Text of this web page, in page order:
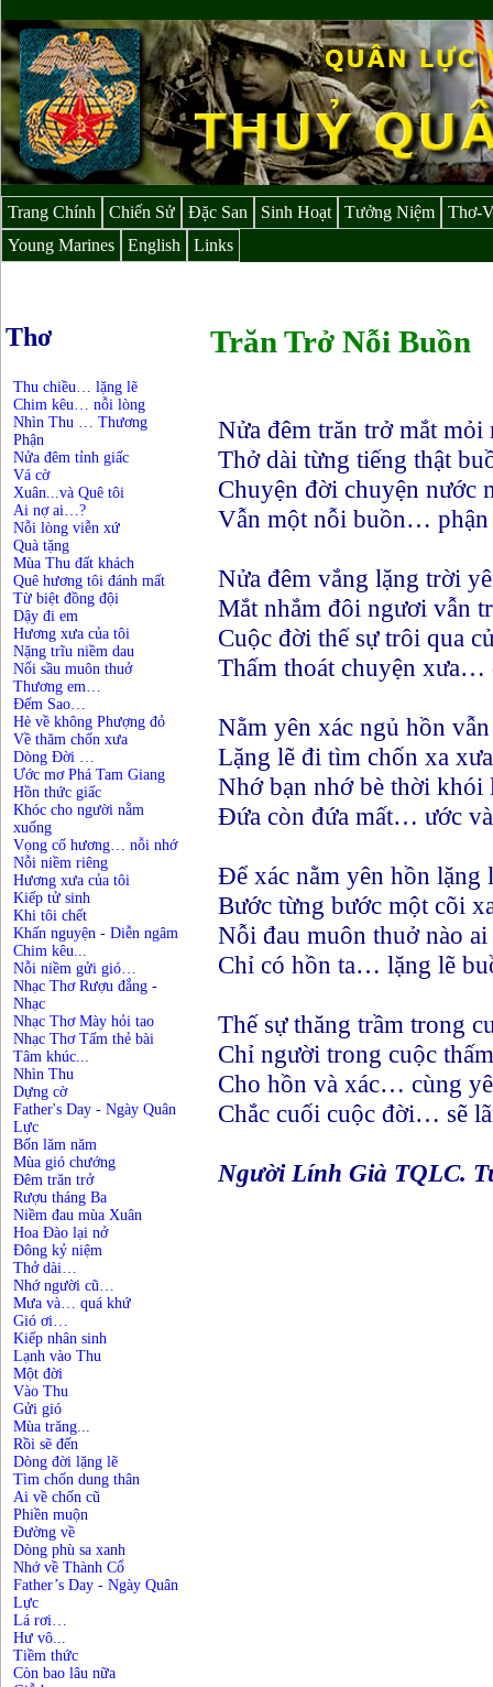
Trang Chính Chiến Sử Đặc San Sinh Hoạt Tưởng Niệm
Thơ-
Young Marines
English Links
Thơ
Thu chiều… lặng lẽ
Chim kêu… nỗi lòng
Nhìn Thu … Thương
Phận
Nửa đêm tỉnh giấc
Vá cờ
Xuân...và Quê tôi
Ai nợ ai…?
Nỗi lòng viễn xứ
Quà tặng
Mùa Thu đất khách
Quê hương tôi đánh mất
Từ biệt đồng đội
Dậy đi em
Hương xưa của tôi
Nặng trĩu niềm dau
Nổi sầu muôn thuở
Thương em…
Đếm Sao…
Hè về không Phượng đỏ
Về thăm chốn xưa
Dòng Đời …
Ước mơ Phá Tam Giang
Hồn thức giấc
Khóc cho người nằm
xuống
Vọng cố hương… nỗi nhớ
Nỗi niềm riêng
Hương xưa của tôi
Kiếp tử sinh
Khi tôi chết
Khấn nguyện - Diễn ngâm
Chim kêu...
Nỗi niềm gửi gió…
Nhạc Thơ Rượu đắng -
Nhạc
Nhạc Thơ Mày hỏi tao
Nhạc Thơ Tấm thẻ bài
Tâm khúc...
Nhìn Thu
Dựng cờ
Father's Day - Ngày Quân
Lực
Bốn lăm năm
Mùa gió chướng
Đêm trăn trở
Rượu tháng Ba
Niềm đau mùa Xuân
Hoa Đào lại nở
Đông kỷ niệm
Thở dài…
Nhớ người cũ…
Mưa và… quá khứ
Gió ơi…
Kiếp nhân sinh
Lạnh vào Thu
Một đời
Vào Thu
Gửi gió
Mùa trăng...
Rồi sẽ đến
Dòng đời lặng lẽ
Tìm chốn dung thân
Ai về chốn cũ
Phiền muộn
Đường về
Dòng phù sa xanh
Nhớ về Thành Cổ
Father’s Day - Ngày Quân
Lực
Lá rơi…
Hư vô...
Tiềm thức
Còn bao lâu nữa
Trăn Trở Nỗi Buồn
Nửa đêm trăn trở mắt mỏi
Thở dài từng tiếng thật
Chuyện đời chuyện nước
Vẫn một nỗi buồn…
Nửa đêm vắng lặng trời
Mắt nhắm đôi ngươi vẫn
Cuộc đời thế sự trôi qua
Thấm thoát chuyện xưa…
Nằm yên xác ngủ hồn
Lặng lẽ đi tìm chốn xa xưa
Nhớ bạn nhớ bè thời khói
Đứa còn đứa mất… ước
Để xác nằm yên hồn lặng
Bước từng bước một cõi
Nỗi đau muôn thuở nào ai
Chỉ có hồn ta… lặng lẽ
Thế sự thăng trầm trong
Chỉ người trong cuộc
Cho hồn và xác… cùng
Chắc cuối cuộc đời… sẽ
Người Lính Già TQLC.